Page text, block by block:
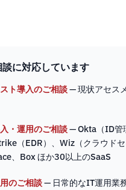
談に対応しています
ト導入のご相談— 現状アセス
・運用のご相談— Okta（ID管
（EDR）、Wiz（クラウド
、Box ほか30以上のSaaS
のご相談— 日常的なIT運用業